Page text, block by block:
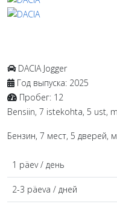
DACIA Jogger
Год выпуска: 2025
Пробег: 12
Bensiin, 7 istekohta, 5 ust,
Бензин, 7 мест, 5 дверей,
1 päev / день
2-3 päeva / дней